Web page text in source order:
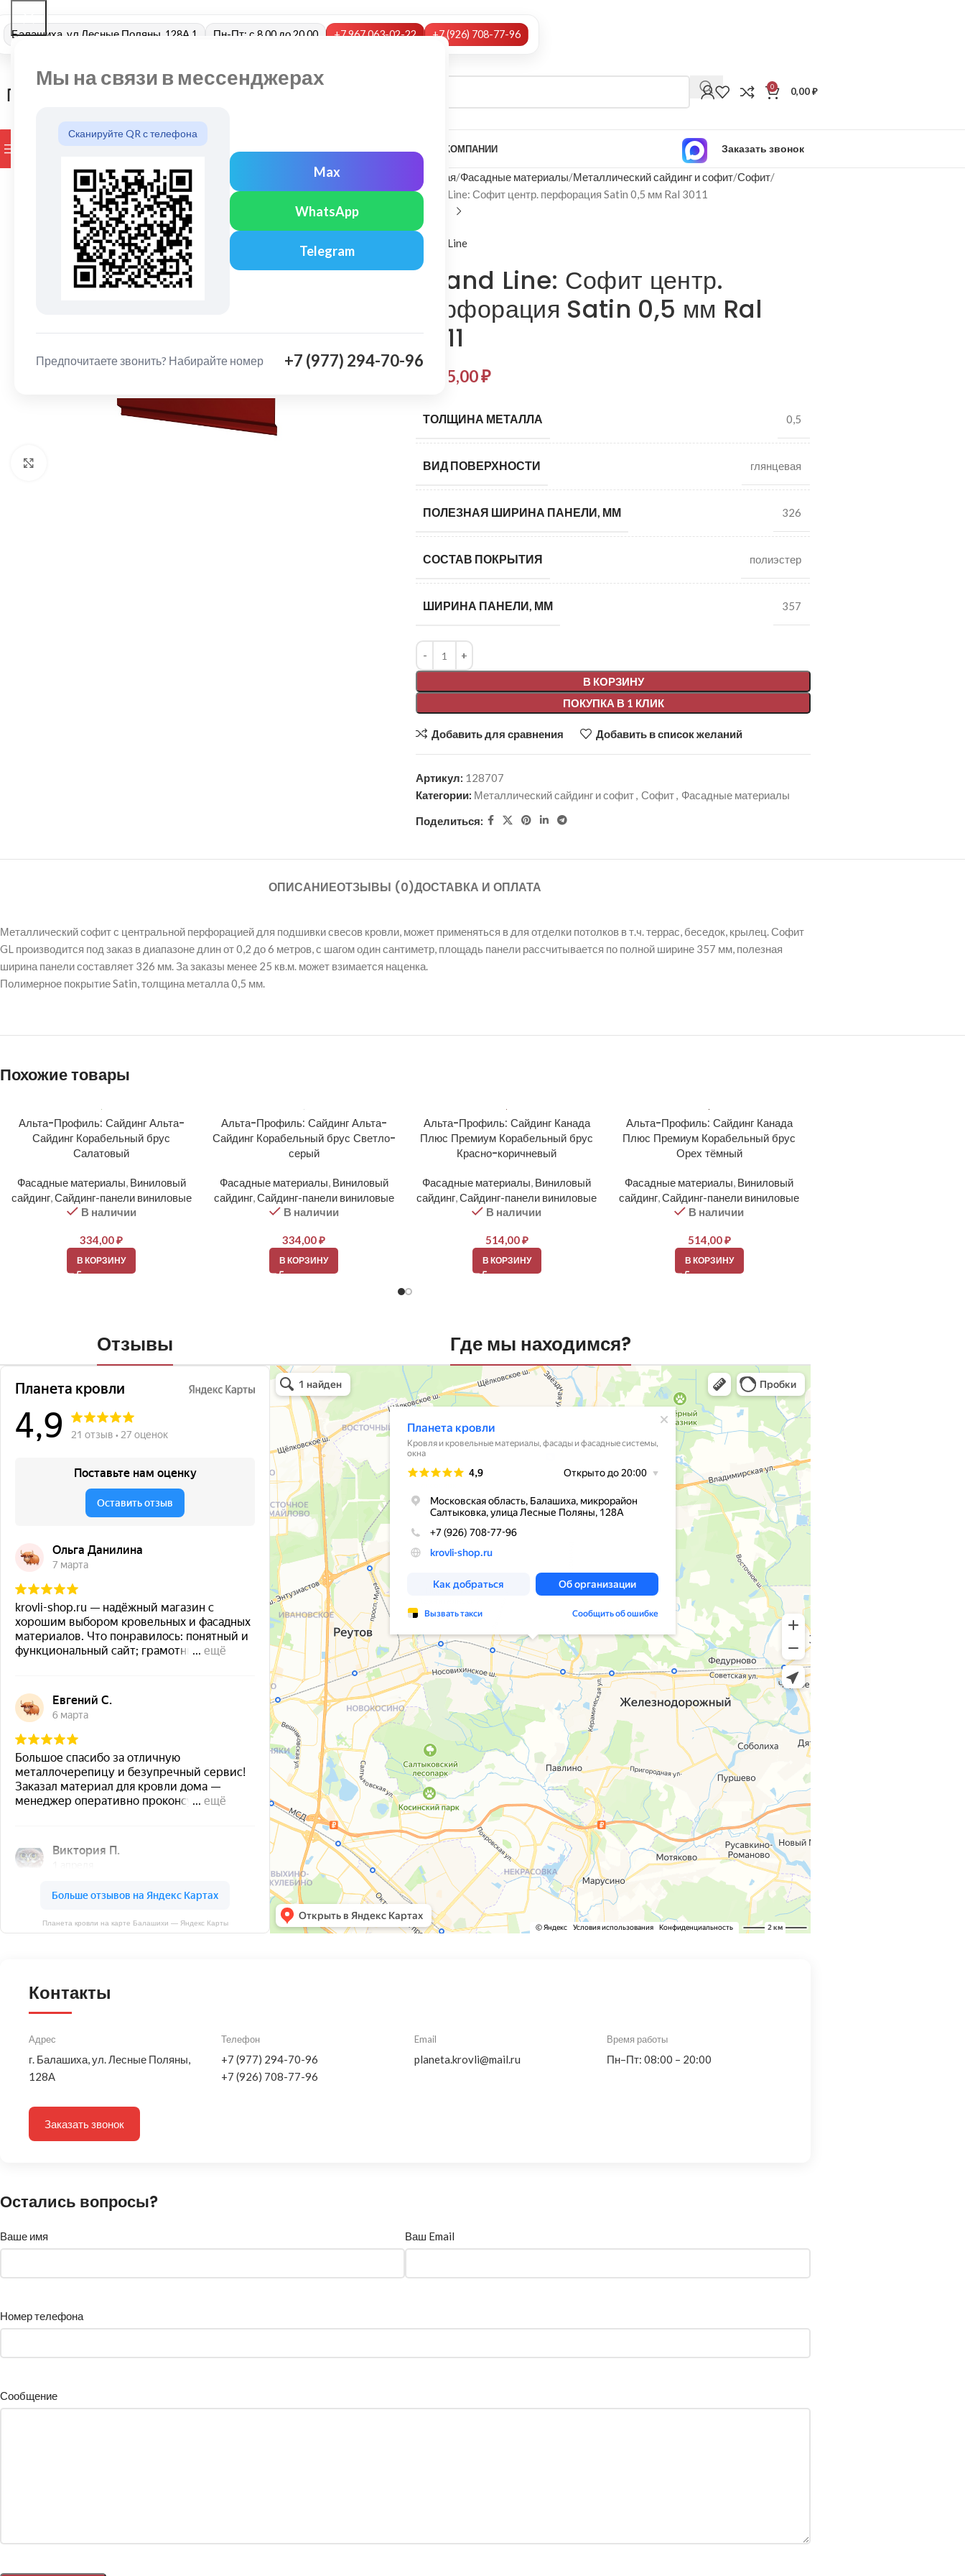
Мы на связи в мессенджерах
Сканируйте QR с телефона
Max
WhatsApp
Telegram
Предпочитаете звонить? Набирайте номер +7 (977) 294-70-96
Балашиха, ул Лесные Поляны, 128А 1 Пн-Пт: с 8.00 до 20.00 +7 967 063-02-22 +7 (926) 708-77-96
0 0,00₽
ПРОСМОТР КАТЕГОРИЙ БРЕНДЫ О КОМПАНИИ Заказать звонок
Главная Фасадные материалы Металлический сайдинг и софит Софит
Grand Line: Софит центр. перфорация Satin 0,5 мм Ral 3011
Grand Line
Grand Line: Софит центр.
перфорация Satin 0,5 мм Ral
3011
1 135,00₽
ТОЛЩИНА МЕТАЛЛА 0,5
ВИД ПОВЕРХНОСТИ глянцевая
ПОЛЕЗНАЯ ШИРИНА ПАНЕЛИ, ММ 326
СОСТАВ ПОКРЫТИЯ полиэстер
ШИРИНА ПАНЕЛИ, ММ 357
В КОРЗИНУ
ПОКУПКА В 1 КЛИК
Alternative:
Добавить для сравнения Добавить в список желаний
Артикул: 128707
Категории: Металлический сайдинг и софит, Софит, Фасадные материалы
Поделиться:
ОПИСАНИЕОТЗЫВЫ (0)ДОСТАВКА И ОПЛАТА
Металлический софит с центральной перфорацией для подшивки свесов кровли, может применяться в для отделки потолков в т.ч. террас, беседок, крылец. Софит
GL производится под заказ в диапазоне длин от 0,2 до 6 метров, с шагом один сантиметр, площадь панели рассчитывается по полной ширине 357 мм, полезная
ширина панели составляет 326 мм. За заказы менее 25 кв.м. может взимается наценка.
Полимерное покрытие Satin, толщина металла 0,5 мм.
Похожие товары
Альта-Профиль: Сайдинг Альта-
Сайдинг Корабельный брус
Салатовый
Фасадные материалы, Виниловый
сайдинг,Сайдинг-панели виниловые
В наличии
334,00₽
В КОРЗИНУ
Альта-Профиль: Сайдинг Альта-
Сайдинг Корабельный брус Светло-
серый
Фасадные материалы, Виниловый
сайдинг,Сайдинг-панели виниловые
В наличии
334,00₽
В КОРЗИНУ
Альта-Профиль: Сайдинг Канада
Плюс Премиум Корабельный брус
Красно-коричневый
Фасадные материалы, Виниловый
сайдинг,Сайдинг-панели виниловые
В наличии
514,00₽
В КОРЗИНУ
Альта-Профиль: Сайдинг Канада
Плюс Премиум Корабельный брус
Орех тёмный
Фасадные материалы, Виниловый
сайдинг,Сайдинг-панели виниловые
В наличии
514,00₽
В КОРЗИНУ
Отзывы
Планета кровли на карте Балашихи — Яндекс Карты
Где мы находимся?
Планета кровли
Кровля и кровельные материалы в Балашихе
Окна в Балашихе
Контакты
Адрес
г. Балашиха, ул. Лесные Поляны,
128А
Телефон
+7 (977) 294-70-96
+7 (926) 708-77-96
Email
planeta.krovli@mail.ru
Время работы
Пн–Пт: 08:00 – 20:00
Заказать звонок
Остались вопросы?
Ваше имя Ваш Email
Номер телефона
Сообщение